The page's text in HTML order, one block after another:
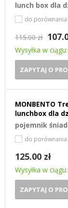
lunch box dla
do porównania
115.00 zł
Wysyłka w
ZAPYTAJ O
MONBENTO
lunchbox dla
pojemnik
do porównania
125.00 zł
Wysyłka w
ZAPYTAJ O